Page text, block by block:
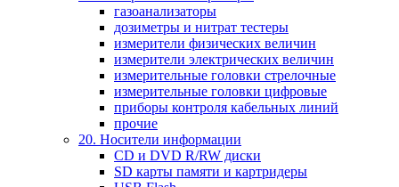
газоанализаторы
дозиметры и нитрат тестеры
измерители физических величин
измерители электрических величин
измерительные головки стрелочные
измерительные головки цифровые
приборы контроля кабельных линий
прочие
20. Носители информации
CD и DVD R/RW диски
SD карты памяти и картридеры